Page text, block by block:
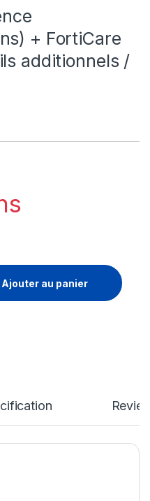
+ FortiCare
additionnels /
(5 ans) + FortiCare
Ajouter au panier